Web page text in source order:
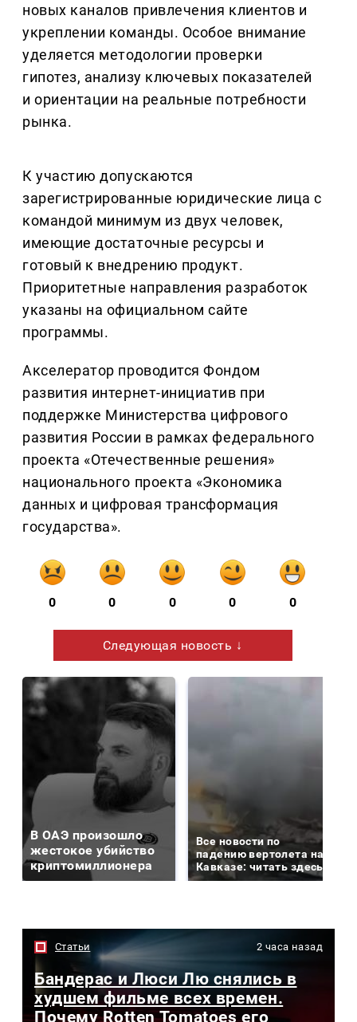
новых каналов привлечения клиентов и
укреплении команды. Особое внимание
уделяется методологии проверки
гипотез, анализу ключевых показателей
и ориентации на реальные потребности
рынка.
К участию допускаются
зарегистрированные юридические лица с
командой минимум из двух человек,
имеющие достаточные ресурсы и
готовый к внедрению продукт.
Приоритетные направления разработок
указаны на официальном сайте
программы.
Акселератор проводится Фондом
развития интернет-инициатив при
поддержке Министерства цифрового
развития России в рамках федерального
проекта «Отечественные решения»
национального проекта «Экономика
данных и цифровая трансформация
государства».
0 0 0 0 0
Следующая новость ↓
В ОАЭ произошло
жестокое убийство
криптомиллионера
Все новости по
падению вертолета на
Кавказе: читать здесь
Статьи 2 часа назад
Бандерас и Люси Лю снялись в
худшем фильме всех времен.
Почему Rotten Tomatoes его